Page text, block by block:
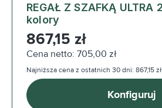
REGAŁ Z SZAFKĄ ULTRA 210 / różne
kolory
Cena regularna:
867,15 zł
Cena netto: 705,00 zł
Najniższa cena z ostatnich 30 dni: 867,15 zł
Konfiguruj